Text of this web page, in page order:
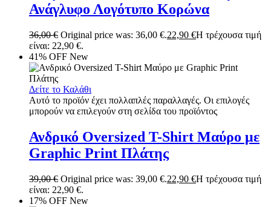
Ανάγλυφο Λογότυπο Κορώνα
36,00€ Original price was: 36,00 €.22,90 €Η τρέχουσα τιμή
είναι: 22,90 €.
41% OFF New
Δείτε το Καλάθι
Αυτό το προϊόν έχει πολλαπλές παραλλαγές. Οι επιλογές
μπορούν να επιλεγούν στη σελίδα του προϊόντος
Ανδρικό Oversized T-Shirt Μαύρο με
Graphic Print Πλάτης
39,00€ Original price was: 39,00 €.22,90 €Η τρέχουσα τιμή
είναι: 22,90 €.
17% OFF New